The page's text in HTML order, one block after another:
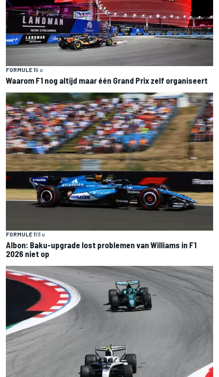
FORMULE 19 u
Waarom F1 nog altijd maar één Grand Prix zelf organiseert
FORMULE 113 u
Albon: Baku-upgrade lost problemen van Williams in F1
2026 niet op